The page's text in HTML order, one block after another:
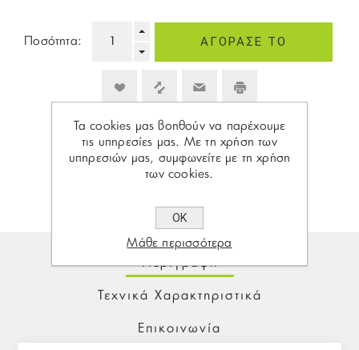
Ποσότητα:
Share:
Περιγραφή
Τεχνικά Χαρακτηριστικά
Επικοινωνία
Τα cookies μας βοηθούν να παρέχουμε
τις υπηρεσίες μας. Με τη χρήση των
υπηρεσιών μας, συμφωνείτε με τη χρήση
των cookies.
ΟΚ
Μάθε περισσότερα